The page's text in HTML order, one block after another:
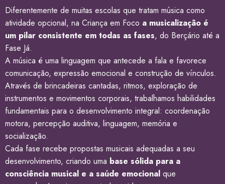
Diferentemente de muitas escolas que tratam música como
atividade opcional, na Criança em Foco a musicalização é
um pilar consistente em todas as fases, do Berçário até a
Fase Já.
A música é uma linguagem que antecede a fala e favorece
comunicação, expressão emocional e construção de vínculos.
Através de brincadeiras cantadas, ritmos, exploração de
instrumentos e movimentos corporais, trabalhamos habilidades
fundamentais para o desenvolvimento integral: coordenação
motora, percepção auditiva, linguagem, memória e
socialização.
Cada fase recebe propostas musicais adequadas a seu
desenvolvimento, criando uma base sólida para a
consciência musical e a saúde emocional que